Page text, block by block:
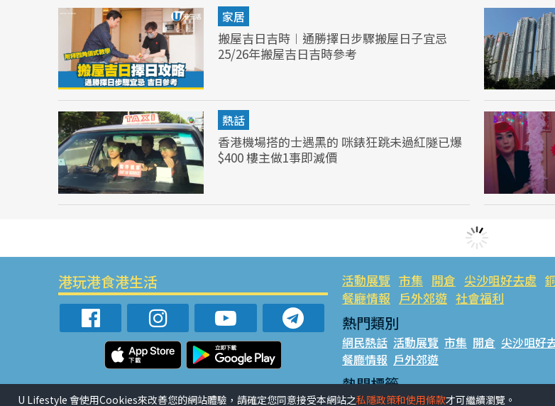
家居
搬屋吉日吉時︱通勝擇日步驟搬屋日子宜忌
25/26年搬屋吉日吉時參考
熱話
香港機場搭的士遇黑的 咪錶狂跳未過紅隧已爆
$400 樓主做1事即減價
港玩港食港生活 活動展覽 市集 開倉 尖沙咀好去處
餐廳情報 戶外郊遊 社會福利
熱門類別
網民熱話 活動展覽 市集 開倉 尖沙咀好
餐廳情報 戶外郊遊
熱門標籤
U Lifestyle 會使用Cookies來改善您的網站體驗，請確定您同意接受本網站之私隱政策和使用條款才可繼續瀏覽。